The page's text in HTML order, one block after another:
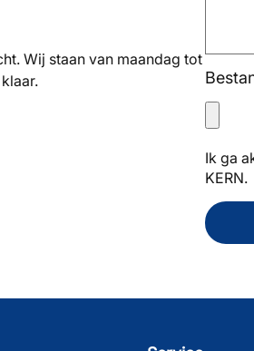
Wij staan van maandag tot
Ik ga
KERN.